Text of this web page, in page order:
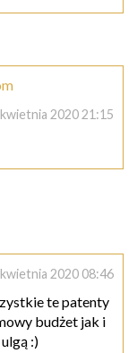
2020 21:15
2020 08:46
te patenty
budżet jak i
:)